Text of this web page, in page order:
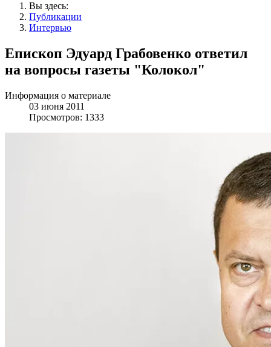
Вы здесь:
Публикации
Интервью
Епископ Эдуард Грабовенко ответил
на вопросы газеты "Колокол"
Информация о материале
03 июня 2011
Просмотров: 1333